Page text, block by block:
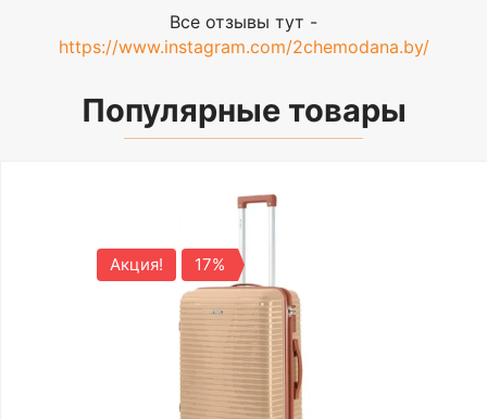
Все отзывы тут -
https://www.instagram.com/2chemodana.by/
Популярные товары
Акция! 17%